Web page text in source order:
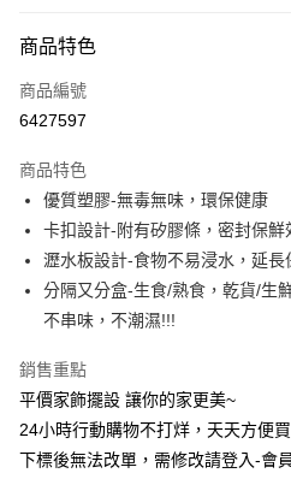
信用卡一次付款
信用卡分期付款
合作金庫商業銀行
華南商業銀行
上海商業儲蓄銀行
國泰世華商業銀行
臺灣中小企業銀行
匯豐（台灣）商業銀行
聯邦商業銀行
元大商業銀行
台新國際商業銀行
台灣樂天信用卡公司
6 期 0 利率 每期
華南商業銀行
上海商業儲蓄銀行
國泰世華商業銀行
臺灣中小企業銀行
聯邦商業銀行
元大商業銀行
玉山商業銀行
台新國際商業銀行
台灣樂天信用卡公司
LINE Pay
Apple Pay
街口支付
悠遊付
全盈+PAY
商品特色
商品編號
6427597
商品特色
優質塑膠-無毒無味，環保健康
卡扣設計-附有矽膠條，密封保鮮
瀝水板設計-食物不易浸水，延
分隔又分盒-生食/熟食，乾貨/生
不串味，不潮濕!!!
銷售重點
平價家飾擺設 讓你的家更美~
24小時行動購物不打烊，天天方便買
下標後無法改單，需修改請登入-會